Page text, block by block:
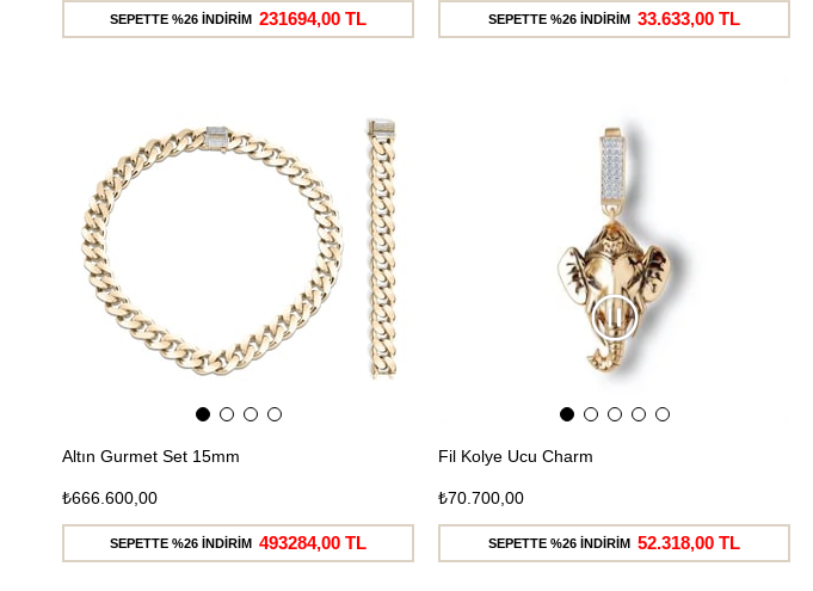
SEPETTE %26 İNDİRİM 231694,00 TL SEPETTE %26 İNDİRİM 33.633,00 TL
Altın Gurmet Set 15mm
₺666.600,00
Ücretsiz
Kargo
SEPETTE %26 İNDİRİM 493284,00 TL
Fil Kolye Ucu Charm
₺70.700,00
SEPETTE %26 İNDİRİM 52.318,00 TL